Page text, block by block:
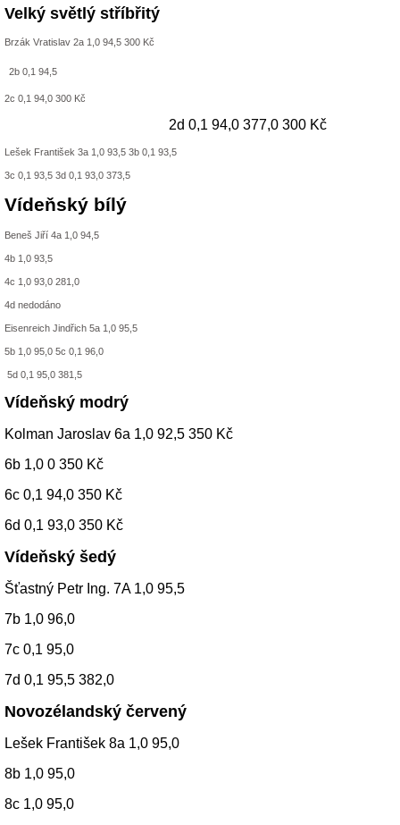
Velký světlý stříbřitý
Brzák Vratislav 2a 1,0 94,5 300 Kč
2b 0,1 94,5
2c 0,1 94,0 300 Kč
2d 0,1 94,0 377,0 300 Kč
Lešek František 3a 1,0 93,5 3b 0,1 93,5
3c 0,1 93,5 3d 0,1 93,0 373,5
Vídeňský bílý
Beneš Jiří 4a 1,0 94,5
4b 1,0 93,5
4c 1,0 93,0 281,0
4d nedodáno
Eisenreich Jindřich 5a 1,0 95,5
5b 1,0 95,0 5c 0,1 96,0
5d 0,1 95,0 381,5
Vídeňský modrý
Kolman Jaroslav 6a 1,0 92,5 350 Kč
6b 1,0 0 350 Kč
6c 0,1 94,0 350 Kč
6d 0,1 93,0 350 Kč
Vídeňský šedý
Šťastný Petr Ing. 7A 1,0 95,5
7b 1,0 96,0
7c 0,1 95,0
7d 0,1 95,5 382,0
Novozélandský červený
Lešek František 8a 1,0 95,0
8b 1,0 95,0
8c 1,0 95,0